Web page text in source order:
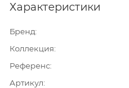
Характеристики
Бренд
Коллекция
Референс
Артикул